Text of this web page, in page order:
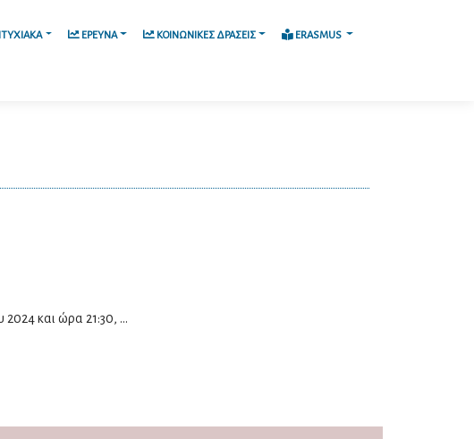
ΕΡΕΥΝΑ ΚΟΙΝΩΝΙΚΕΣ ΔΡΑΣΕΙΣ ERASMUS
και ώρα 21:30, ...